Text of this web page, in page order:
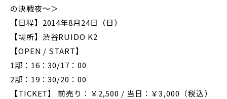
の決戦夜～＞
【日程】2014年8月24日（日）
【場所】渋谷RUIDO K2
【OPEN / START】
1部：16：30/17：00
2部：19：30/20：00
【TICKET】 前売り：￥2,500 / 当日：￥3,000（税込）